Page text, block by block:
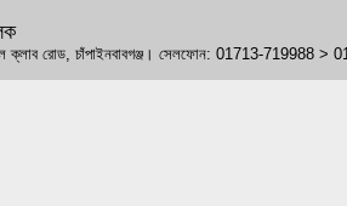
স্কুল ক্লাব রোড, চাঁপাইনবাবগঞ্জ। সেলফোন: 01713-